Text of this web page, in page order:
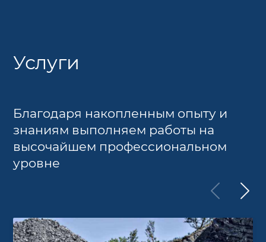
Услуги
Благодаря накопленным опыту и
знаниям выполняем работы на
высочайшем профессиональном
уровне